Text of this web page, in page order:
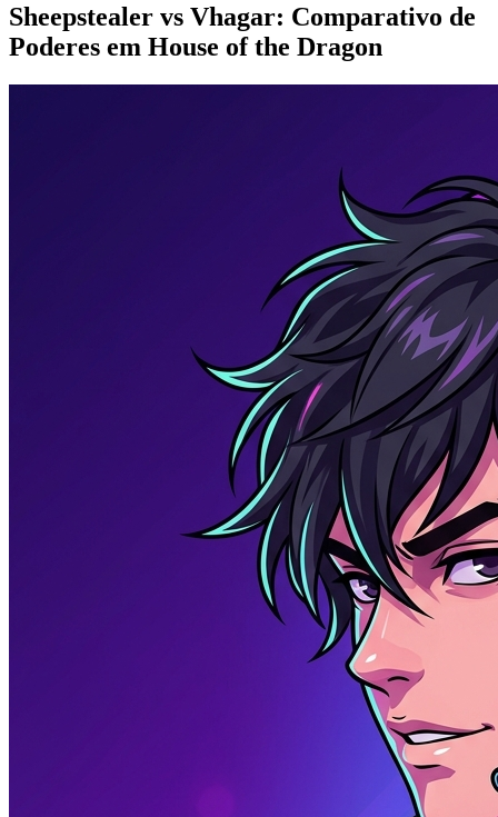
Sheepstealer vs Vhagar: Comparativo de
Poderes em House of the Dragon